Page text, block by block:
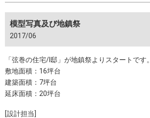
模型写真及び地鎮祭
2017/06
「弦巻の住宅/I邸」が地鎮祭よりスタートです。
敷地面積：16坪台
建築面積：7坪台
延床面積：20坪台
[設計担当]